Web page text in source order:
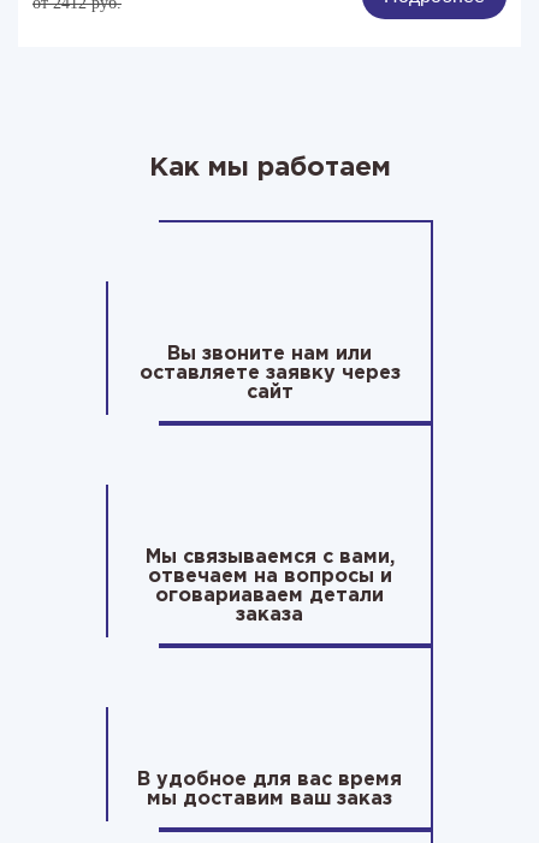
Как мы работаем
Вы звоните нам или
оставляете заявку через
сайт
Мы связываемся с вами,
отвечаем на вопросы и
оговариаваем детали
заказа
В удобное для вас время
мы доставим ваш заказ